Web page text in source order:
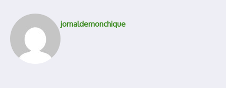
jornaldemonchique